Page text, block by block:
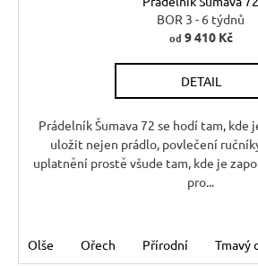
BOR 3 - 6 týdnů
od 9 410 Kč
DETAIL
Prádelník Šumava 72 se hodí tam, kde
uložit nejen prádlo, povlečení
uplatnění prostě všude tam, kde je
pro...
Olše Ořech Přírodní Tmavý